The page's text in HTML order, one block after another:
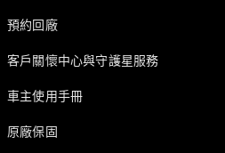
預約回廠
客戶關懷中心與守護星服務
車主使用手冊
原廠保固